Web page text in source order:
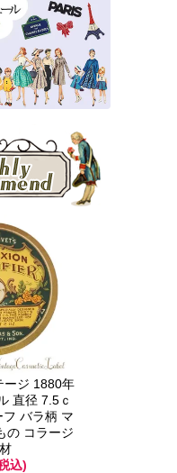
ージ 1880年
直径 7.5ｃ
フ バラ柄 マ
の コラージ
込)